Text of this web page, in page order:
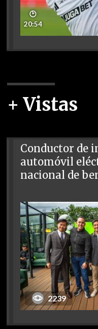
🕑
20:54
+ Vistas
Conductor de
automóvil
nacional de
2239